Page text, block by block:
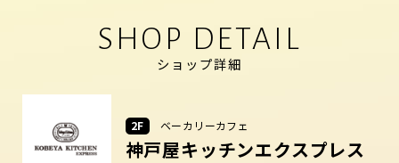
SHOP DETAIL
ショップ詳細
2F ベーカリーカフェ
神戸屋キッチンエクスプレス